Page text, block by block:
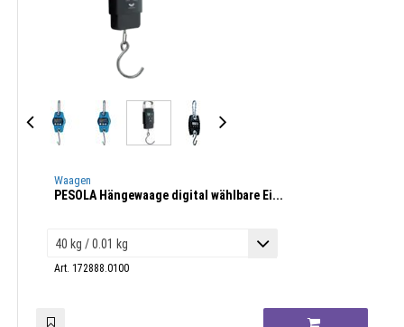
Waagen
PESOLA Hängewaage digital wählbare Ei...
Art. 172888.0100